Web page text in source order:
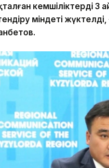
кемшіліктерді 3
міндеті